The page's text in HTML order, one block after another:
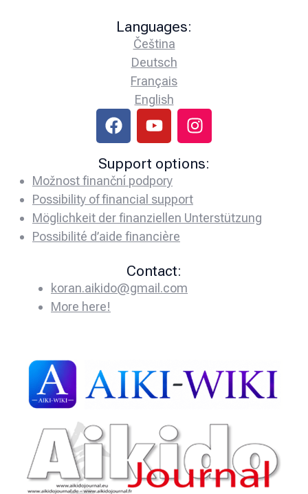
Languages:
Čeština
Deutsch
Français
English
Support options:
Možnost finanční podpory
Possibility of financial support
Möglichkeit der finanziellen Unterstützung
Possibilité d’aide financière
Contact:
koran.aikido@gmail.com
More here!